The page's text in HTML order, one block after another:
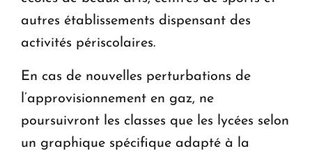
autres établissements dispensant des
activités périscolaires.
En cas de nouvelles perturbations de
l’approvisionnement en gaz, ne
poursuivront les classes que les lycées selon
un graphique spécifique adapté à la